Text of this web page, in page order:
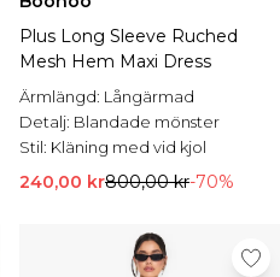
Plus Long Sleeve Ruched
Mesh Hem Maxi Dress
Ärmlängd: Långärmad
Detalj: Blandade mönster
Stil: Kläning med vid kjol
240,00 kr800,00 kr-70%